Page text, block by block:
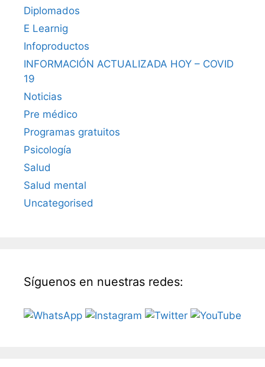
Diplomados
E Learnig
Infoproductos
INFORMACIÓN ACTUALIZADA HOY – COVID
19
Noticias
Pre médico
Programas gratuitos
Psicología
Salud
Salud mental
Uncategorised
Síguenos en nuestras redes: